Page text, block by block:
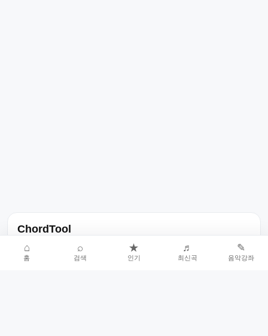
ChordTool
노래 가사, 곡 정보, 코드, 악보를 한곳에서 찾을 수 있는 음악 정보
서비스입니다.
⌂
홈
⌕
검색
★
인기
♬
최신곡
✎
음악강좌